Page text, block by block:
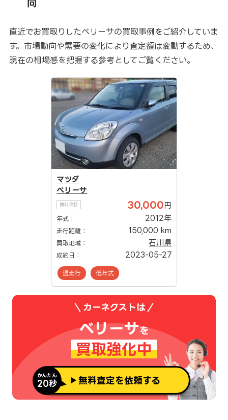
向
直近でお買取りしたベリーサの買取事例をご紹介していま
す。市場動向や需要の変化により査定額は変動するため、
現在の相場感を把握する参考としてご覧ください。
マツダ
ベリーサ
買取金額 30,000 円
年式： 2012年
走行距離： 150,000 km
買取地域： 石川県
成約日： 2023-05-27
過走行 低年式
カーネクストは
ベリーサを
買取強化中
かんたん
20秒 無料査定を依頼する